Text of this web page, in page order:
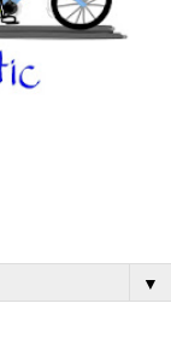
▼